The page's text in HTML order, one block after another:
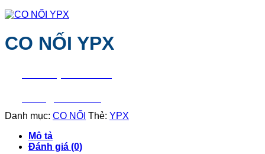
CO NỐI YPX
Danh mục: CO NỐI Thẻ: YPX
Mô tả
Đánh giá (0)